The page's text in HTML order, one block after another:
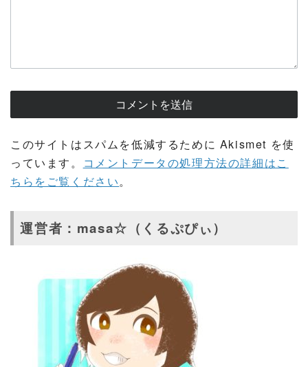
このサイトはスパムを低減するために Akismet を使
っています。
コメントデータの処理方法の詳細はこ
ちらをご覧ください。
運営者：masa☆（くるぷぴぃ）